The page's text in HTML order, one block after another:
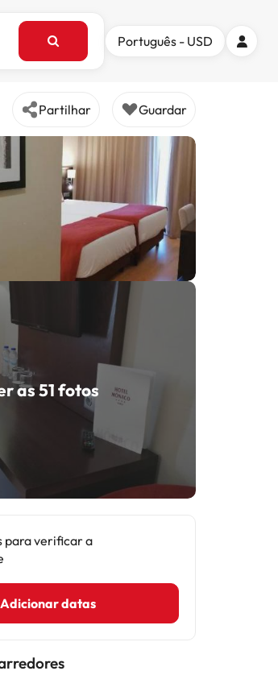
Português - USD
Partilhar Guardar
as 51 fotos
para verificar a
Adicionar datas